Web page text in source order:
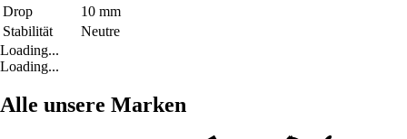
Drop
10 mm
Stabilität
Neutre
Loading...
Loading...
Alle unsere Marken